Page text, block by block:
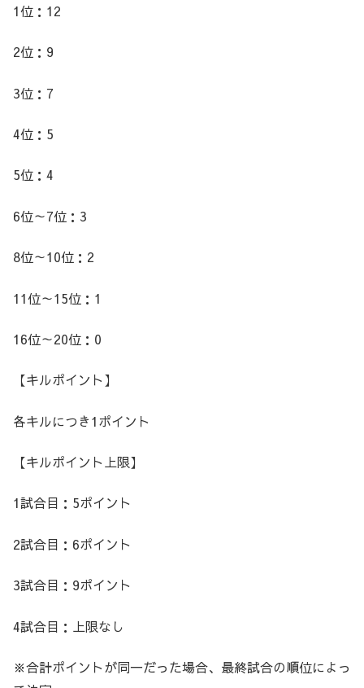
1位：12
2位：9
3位：7
4位：5
5位：4
6位～7位：3
8位～10位：2
11位～15位：1
16位～20位：0
【キルポイント】
各キルにつき1ポイント
【キルポイント上限】
1試合目：5ポイント
2試合目：6ポイント
3試合目：9ポイント
4試合目：上限なし
※合計ポイントが同一だった場合、最終試合の順位によっ